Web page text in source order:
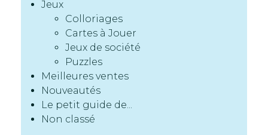
Jeux
Colloriages
Cartes à Jouer
Jeux de société
Puzzles
Meilleures ventes
Nouveautés
Le petit guide de...
Non classé